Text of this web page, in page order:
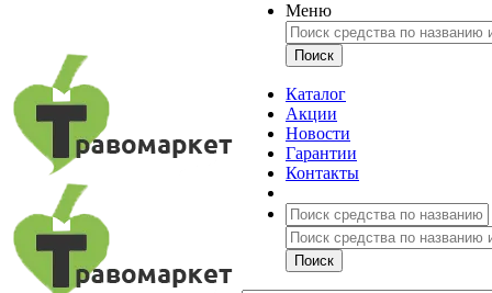
Меню
Каталог
Акции
Новости
Гарантии
Контакты